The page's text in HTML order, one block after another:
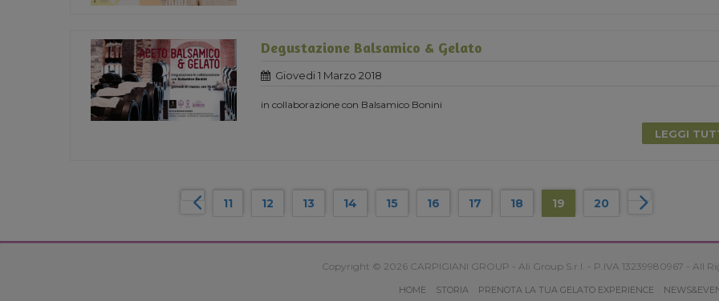
Degustazione Balsamico & Gelato
Giovedi 1 Marzo 2018
in collaborazione con Balsamico Bonini
LEGGI
11 12 13 14 15 16 17 18 19 20
Copyright © 2026 CARPIGIANI GROUP - Ali Group S.r.l. - P.IVA 13239980967 - All
HOME STORIA PRENOTA LA TUA GELATO EXPERIENCE